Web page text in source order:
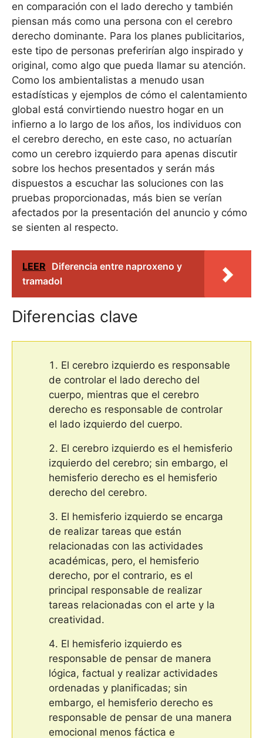
en comparación con el lado derecho y también
piensan más como una persona con el cerebro
derecho dominante. Para los planes publicitarios,
este tipo de personas preferirían algo inspirado y
original, como algo que pueda llamar su atención.
Como los ambientalistas a menudo usan
estadísticas y ejemplos de cómo el calentamiento
global está convirtiendo nuestro hogar en un
infierno a lo largo de los años, los individuos con
el cerebro derecho, en este caso, no actuarían
como un cerebro izquierdo para apenas discutir
sobre los hechos presentados y serán más
dispuestos a escuchar las soluciones con las
pruebas proporcionadas, más bien se verían
afectados por la presentación del anuncio y cómo
se sienten al respecto.
LEER Diferencia entre naproxeno y
tramadol
Diferencias clave
El cerebro izquierdo es responsable
de controlar el lado derecho del
cuerpo, mientras que el cerebro
derecho es responsable de controlar
el lado izquierdo del cuerpo.
El cerebro izquierdo es el hemisferio
izquierdo del cerebro; sin embargo, el
hemisferio derecho es el hemisferio
derecho del cerebro.
El hemisferio izquierdo se encarga
de realizar tareas que están
relacionadas con las actividades
académicas, pero, el hemisferio
derecho, por el contrario, es el
principal responsable de realizar
tareas relacionadas con el arte y la
creatividad.
El hemisferio izquierdo es
responsable de pensar de manera
lógica, factual y realizar actividades
ordenadas y planificadas; sin
embargo, el hemisferio derecho es
responsable de pensar de una manera
emocional menos fáctica e